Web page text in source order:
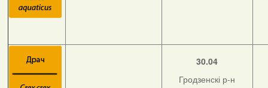
30.04
Гродзенскі р-н